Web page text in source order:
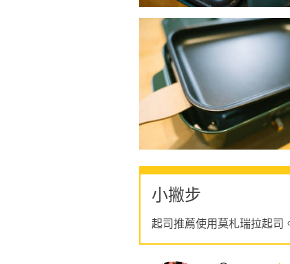
小撇步
起司推薦使用莫札瑞拉起司